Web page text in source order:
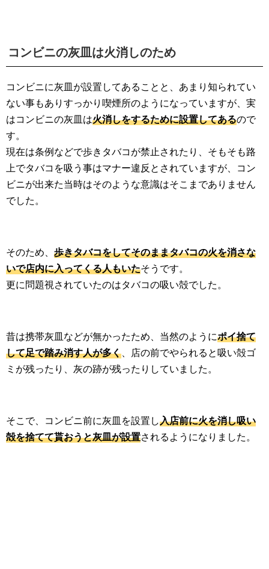
コンビニの灰皿は火消しのため
コンビニに灰皿が設置してあることと、あまり知られてい
ない事もありすっかり喫煙所のようになっていますが、実
はコンビニの灰皿は火消しをするために設置してあるので
す。
現在は条例などで歩きタバコが禁止されたり、そもそも路
上でタバコを吸う事はマナー違反とされていますが、コン
ビニが出来た当時はそのような意識はそこまでありません
でした。
そのため、 歩きタバコをしてそのままタバコの火を消さな
いで店内に入ってくる人もいたそうです。
更に問題視されていたのはタバコの吸い殻でした。
昔は携帯灰皿などが無かったため、当然のようにポイ捨て
して足で踏み消す人が多く 、店の前でやられると吸い殻ゴ
ミが残ったり、灰の跡が残ったりしていました。
そこで、コンビニ前に灰皿を設置し入店前に火を消し吸い
殻を捨てて貰おうと灰皿が設置されるようになりました。